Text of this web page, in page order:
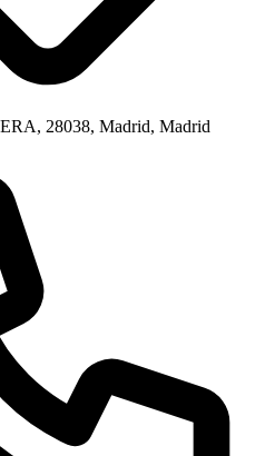
28038, Madrid, Madrid